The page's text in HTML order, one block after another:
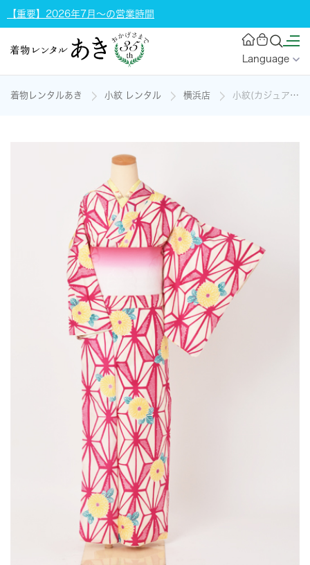
【重要】2026年7月～の営業時間
Language
着物レンタルあき 小紋 レンタル 横浜店 小紋(カジュアル・ピンク)の着物レンタル